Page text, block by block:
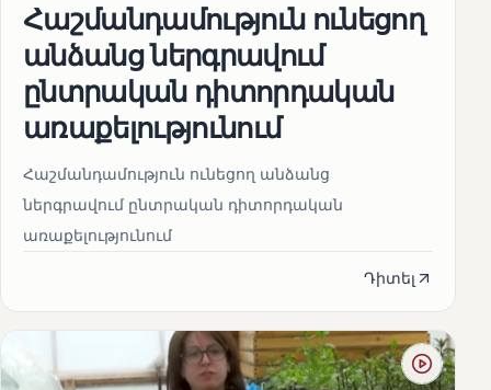
Հաշմանդամություն ունեցող
անձանց ներգրավում
ընտրական դիտորդական
առաքելությունում
Հաշմանդամություն ունեցող անձանց
ներգրավում ընտրական դիտորդական
առաքելությունում
Դիտել